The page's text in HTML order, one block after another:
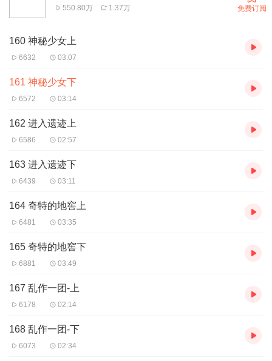
550.80万 1.37万 免费订阅
160 神秘少女上
6632 03:07
161 神秘少女下
6572 03:14
162 进入遗迹上
6586 02:57
163 进入遗迹下
6439 03:11
164 奇特的地窖上
6481 03:35
165 奇特的地窖下
6881 03:49
167 乱作一团-上
6178 02:14
168 乱作一团-下
6073 02:34